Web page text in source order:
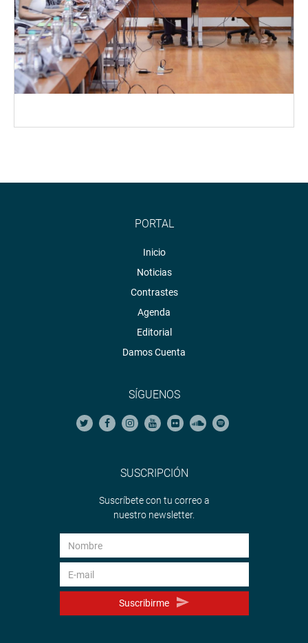
PORTAL
Inicio
Noticias
Contrastes
Agenda
Editorial
Damos Cuenta
SÍGUENOS
SUSCRIPCIÓN
Suscríbete con tu correo a
nuestro newsletter.
Suscribirme